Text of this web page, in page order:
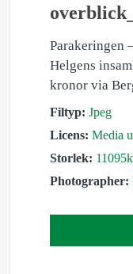
Parakeringen
Helgens
kronor via
Filtyp: Jpeg
Licens: Media
Storlek:
Photographer: